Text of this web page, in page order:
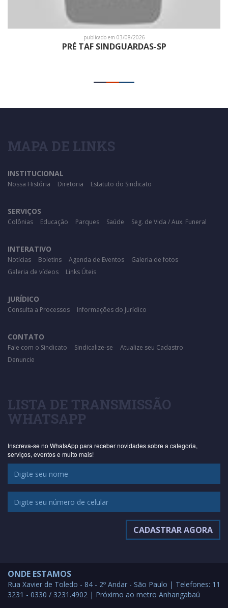
publicado em 03/08/2026
PRÉ TAF SINDGUARDAS-SP
MAPA DE LINKS
INSTITUCIONAL
Nossa História Diretoria Estatuto do Sindicato
SERVIÇOS
Colônias Educação Parques Saúde Seg. de Vida / Aux. Funeral
INTERATIVO
Notícias Boletins Agenda de Eventos
Galeria de fotos
Galeria de vídeos
Links Úteis
JURÍDICO
Consulta a Processos Informações do Jurídico
CONTATO
Fale com o Sindicato Sindicalize-se
Atualize seu Cadastro
Denuncie
LISTA DE TRANSMISSÃO
WHATSAPP
Inscreva-se no WhatsApp para receber novidades sobre a categoria,
serviços, eventos e muito mais!
ONDE ESTAMOS
Rua Xavier de Toledo - 84 - 2º Andar - São Paulo | Telefones: 11
3231 - 0330 / 3231.4902 | Próximo ao metro Anhangabaú